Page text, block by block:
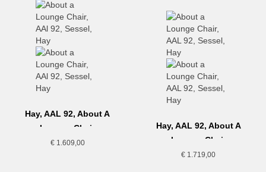
Hay, AAL 92, About A
Lounge Chair
€1.609,00
Hay, AAL 92, About A
Lounge Chair
€ 1.719,00